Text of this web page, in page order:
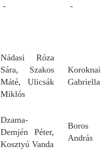
- -
Nádasi Róza
Sára, Szakos
Máté, Ulicsák
Miklós
Koroknai
Gabriella
Dzama-
Demjén Péter,
Kosztyú Vanda
Boros
András